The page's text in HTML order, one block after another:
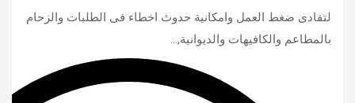
لتفادى ضغط العمل وامكانية حدوث اخطاء فى الطلبات والزحام
بالمطاعم والكافيهات والديوانية,…